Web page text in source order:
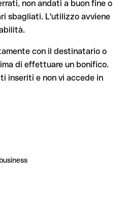
un conto può essere verificata
El Salvador, S.a. stessa o
ricevi un avviso che ti
prima di procedere. Questo
la decisione finale resta
prima di un bonifico con il nostro
commerciali.
non andati a buon fine o
sbagliati. L'utilizzo avviene
con il destinatario o
di effettuare un bonifico.
inseriti e non vi accede in